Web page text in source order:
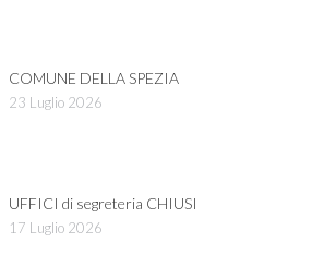
COMUNE DELLA SPEZIA
23 Luglio 2026
UFFICI di segreteria CHIUSI
17 Luglio 2026